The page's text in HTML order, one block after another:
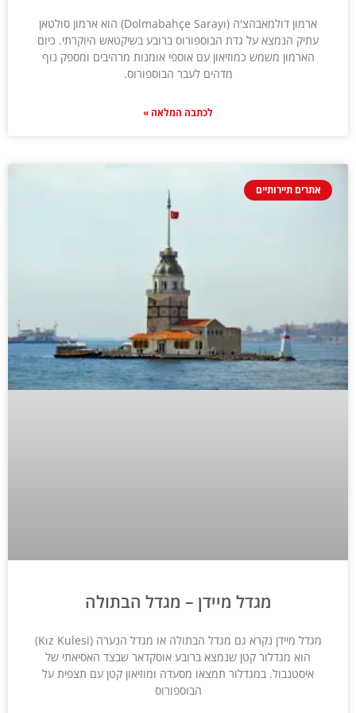
ארמון דולמאבהצ'ה (Dolmabahçe Sarayı) הוא ארמון סולטאן
עתיק הנמצא על גדת הבוספורוס ברובע בשיקטאש היוקרתי. כיום
הארמון משמש כמוזיאון עם אוספי אומנות מרהיבים ומספק נוף
מדהים לעבר הבוספורוס.
לכתבה המלאה »
אתרים תיירותיים
מגדל מיידן – מגדל הבתולה
מגדל מיידן נקרא גם מגדל הבתולה או מגדל הנערה (Kız Kulesi)
הוא מגדלור קטן שנמצא ברובע אוסקדאר שבצד האסיאתי של
איסטנבול. במגדלור תמצאו מסעדה ומוזיאון קטן עם תצפית על
הבוספורוס